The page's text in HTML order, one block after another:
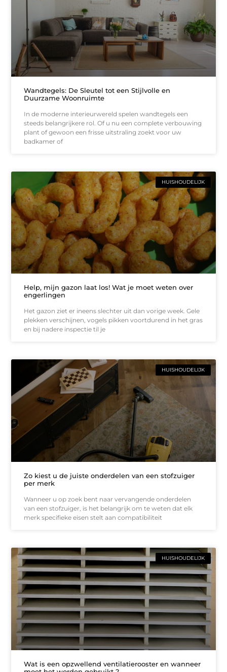
Wandtegels: De Sleutel tot een Stijlvolle en
Duurzame Woonruimte
In de moderne interieurwereld spelen wandtegels een
steeds belangrijkere rol. Of u nu een complete verbouwing
plant of gewoon een frisse uitstraling zoekt voor uw
badkamer of
HUISHOUDELIJK
Help, mijn gazon laat los! Wat je moet weten over
engerlingen
Het gazon ziet er ineens slechter uit dan vorige week. Gele
plekken verschijnen, vogels pikken voortdurend in het gras
en bij nadere inspectie til je
HUISHOUDELIJK
Zo kiest u de juiste onderdelen van een stofzuiger
per merk
Wanneer u op zoek bent naar vervangende onderdelen
van een stofzuiger, is het belangrijk om te weten dat elk
merk specifieke eisen stelt aan compatibiliteit
HUISHOUDELIJK
Wat is een opzwellend ventilatierooster en wanneer